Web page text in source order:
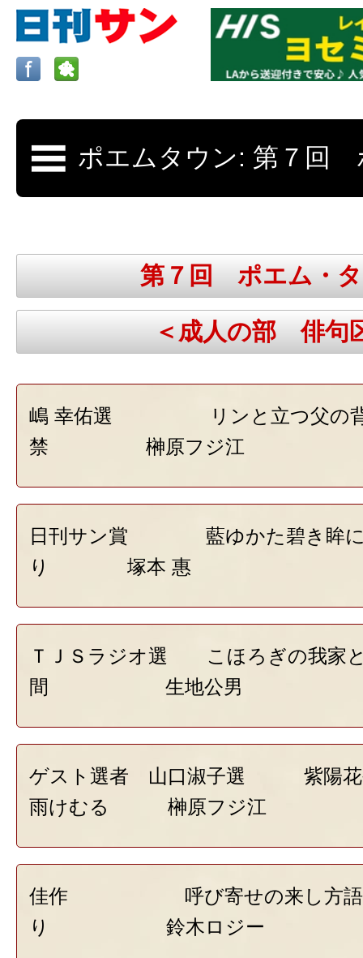
ロサンゼルスの求人、クラシファイド、地元情報など
日刊サンはロサンゼルスの日本語新
更新、求人、クラシファイドは毎週木
第７回 ポエム・
＜成人の部 俳句
嶋 幸佑選 リンと立つ父の背
禁 榊原フジ江
日刊サン賞 藍ゆかた碧き眸に
り 塚本 惠
ＴＪＳラジオ選 こほろぎの我家
間 生地公男
ゲスト選者 山口淑子選 紫陽花
雨けむる 榊原フジ江
佳作 呼び寄せの来し方語
り 鈴木ロジー